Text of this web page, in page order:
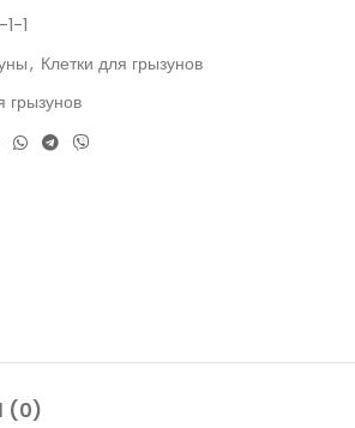
1
, Клетки для грызунов
грызунов
(0)